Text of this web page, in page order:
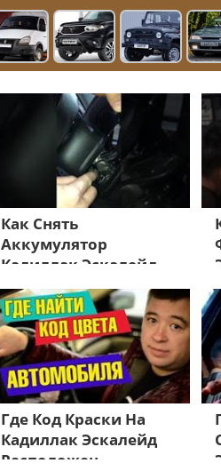
Как Снять
Аккумулятор
Кадиллак Эскалейд
2016 Года
Где Код Краски На
Кадиллак Эскалейд
Расположен